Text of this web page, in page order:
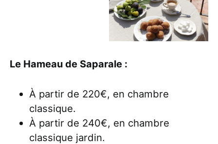
Le Hameau de Saparale :
À partir de 220€, en chambre
classique.
À partir de 240€, en chambre
classique jardin.